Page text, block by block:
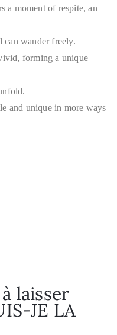
a moment of respite, an
can wander freely.
forming a unique
and unique in more ways
laisser
JE LA